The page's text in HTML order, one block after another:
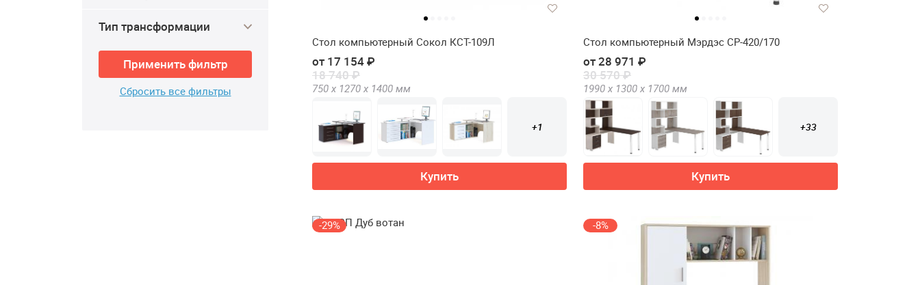
Стол компьютерный Сокол КСТ-109Л
от 17 154 ₽
18 740 ₽
750 х 1270 х 1400 мм
+1
Купить
Стол компьютерный Мэрдэс СР-420/170
от 28 971 ₽
30 570 ₽
1990 х 1300 х 1700 мм
+33
Купить
-29% -8%
Тип трансформации
Применить фильтр
Сбросить все фильтры